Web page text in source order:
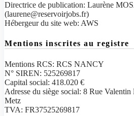
Directrice de publication: Laurène
(laurene@reservoirjobs.fr)
Hébergeur du site web: AWS
Mentions inscrites au registre
Mentions RCS: RCS NANCY
N° SIREN: 525269817
Capital social: 418.020 €
Adresse du siège social: 8 Rue
Metz
TVA: FR37525269817